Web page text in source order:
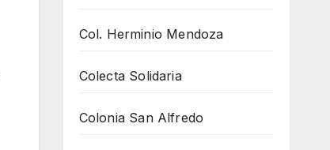
Col. Herminio Mendoza
Colecta Solidaria
Colonia San Alfredo